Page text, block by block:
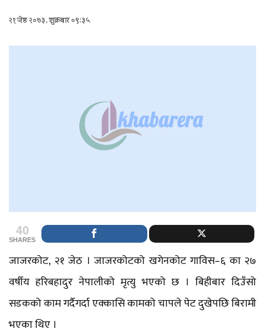
२१ जेष्ठ २०७३, शुक्रबार ०९:३५
40
SHARES
जाजरकोट, २१ जेठ । जाजरकोटको खगेनकोट गाविस–६ का २७
वर्षीय हरिबहादुर नेपालीको मृत्यु भएको छ । बिहीबार दिउँसो
सडकको काम गर्दैगर्दा एक्कासि कामको चापले पेट दुखेपछि बिरामी
भएका थिए ।